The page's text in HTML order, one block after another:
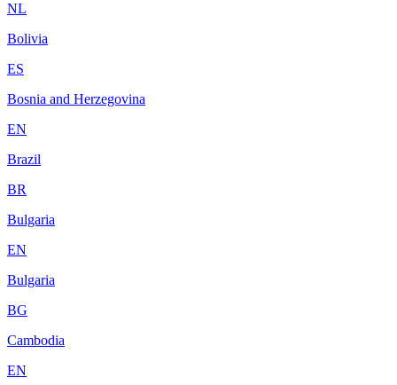
NL
Bolivia
ES
Bosnia and Herzegovina
EN
Brazil
BR
Bulgaria
EN
Bulgaria
BG
Cambodia
EN